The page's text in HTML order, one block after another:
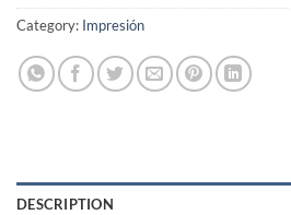
Category: Impresión
DESCRIPTION